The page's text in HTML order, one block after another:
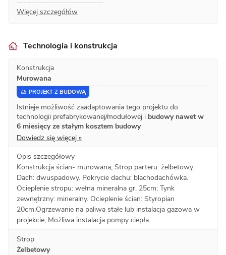
Więcej szczegółów
Technologia i konstrukcja
Konstrukcja
Murowana
PROJEKT Z BUDOWĄ
Istnieje możliwość zaadaptowania tego projektu do
technologii prefabrykowanej/modułowej i budowy nawet w
6 miesięcy ze stałym kosztem budowy
Dowiedz się więcej »
Opis szczegółowy
Konstrukcja ścian- murowana; Strop parteru: żelbetowy.
Dach: dwuspadowy. Pokrycie dachu: blachodachówka.
Ocieplenie stropu: wełna mineralna gr. 25cm; Tynk
zewnętrzny: mineralny. Ocieplenie ścian: Styropian
20cm.Ogrzewanie na paliwa stałe lub instalacja gazowa w
projekcie; Możliwa instalacja pompy ciepła.
Strop
Żelbetowy